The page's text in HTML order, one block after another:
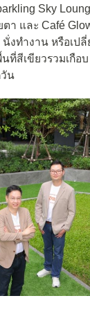
Sky
ตา และ Café
งทำงาน หรือเป
ที่สีเขียวรวมเกือ
น